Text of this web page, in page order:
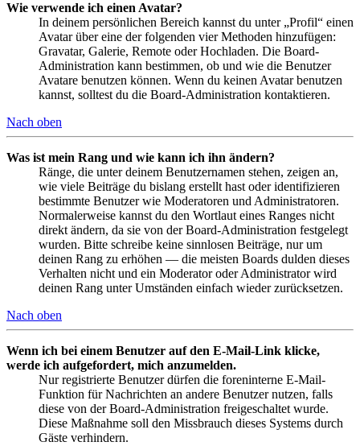
Wie verwende ich einen Avatar?
In deinem persönlichen Bereich kannst du unter „Profil“ einen
Avatar über eine der folgenden vier Methoden hinzufügen:
Gravatar, Galerie, Remote oder Hochladen. Die Board-
Administration kann bestimmen, ob und wie die Benutzer
Avatare benutzen können. Wenn du keinen Avatar benutzen
kannst, solltest du die Board-Administration kontaktieren.
Nach oben
Was ist mein Rang und wie kann ich ihn ändern?
Ränge, die unter deinem Benutzernamen stehen, zeigen an,
wie viele Beiträge du bislang erstellt hast oder identifizieren
bestimmte Benutzer wie Moderatoren und Administratoren.
Normalerweise kannst du den Wortlaut eines Ranges nicht
direkt ändern, da sie von der Board-Administration festgelegt
wurden. Bitte schreibe keine sinnlosen Beiträge, nur um
deinen Rang zu erhöhen — die meisten Boards dulden dieses
Verhalten nicht und ein Moderator oder Administrator wird
deinen Rang unter Umständen einfach wieder zurücksetzen.
Nach oben
Wenn ich bei einem Benutzer auf den E-Mail-Link klicke,
werde ich aufgefordert, mich anzumelden.
Nur registrierte Benutzer dürfen die foreninterne E-Mail-
Funktion für Nachrichten an andere Benutzer nutzen, falls
diese von der Board-Administration freigeschaltet wurde.
Diese Maßnahme soll den Missbrauch dieses Systems durch
Gäste verhindern.